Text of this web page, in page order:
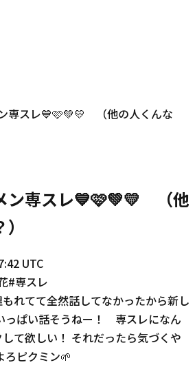
専スレ💙🩷💚💛 （他の人くんな
ン専スレ💙🩷💚💛 （他
UTC
#専スレ
れてて全然話してなかったから新し
っぱい話そうねー！ 専スレになん
て欲しい！ それだったら気づくや
ピクミン🌱